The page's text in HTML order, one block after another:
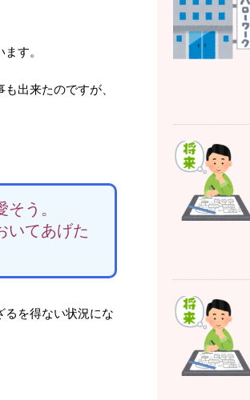
す。
出来たのですが、
う。
いてあげた
るを得ない状況にな